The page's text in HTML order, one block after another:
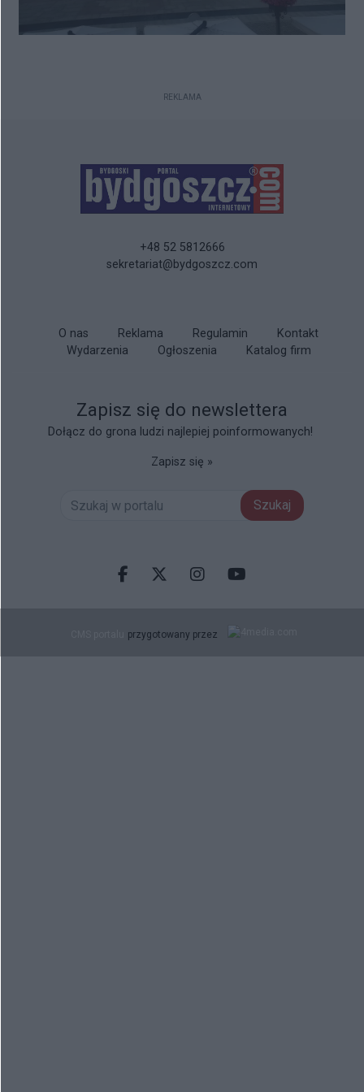
REKLAMA
+48 52 5812666
sekretariat@bydgoszcz.com
O nas Reklama Regulamin
Kontakt
Wydarzenia
Ogłoszenia Katalog firm
Zapisz się do newslettera
Dołącz do grona ludzi najlepiej poinformowanych!
Zapisz się »
Szukaj
Facebook.com
X.comInstagram.com
Youtube.com
przygotowany przez